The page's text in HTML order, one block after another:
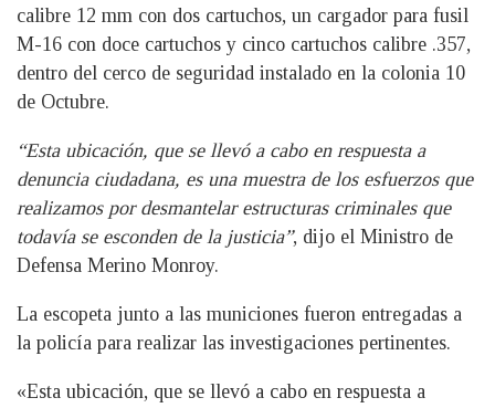
calibre 12 mm con dos cartuchos, un cargador para fusil
M-16 con doce cartuchos y cinco cartuchos calibre .357,
dentro del cerco de seguridad instalado en la colonia 10
de Octubre.
“Esta ubicación, que se llevó a cabo en respuesta a
denuncia ciudadana, es una muestra de los esfuerzos que
realizamos por desmantelar estructuras criminales que
todavía se esconden de la justicia”, dijo el Ministro de
Defensa Merino Monroy.
La escopeta junto a las municiones fueron entregadas a
la policía para realizar las investigaciones pertinentes.
«Esta ubicación, que se llevó a cabo en respuesta a